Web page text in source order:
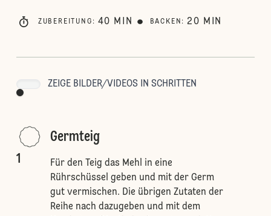
ZUBEREITUNG : 40 MIN BACKEN : 20 MIN
ZEIGE BILDER/VIDEOS IN SCHRITTEN
1
Germteig
Für den Teig das Mehl in eine
Rührschüssel geben und mit der Germ
gut vermischen. Die übrigen Zutaten der
Reihe nach dazugeben und mit dem